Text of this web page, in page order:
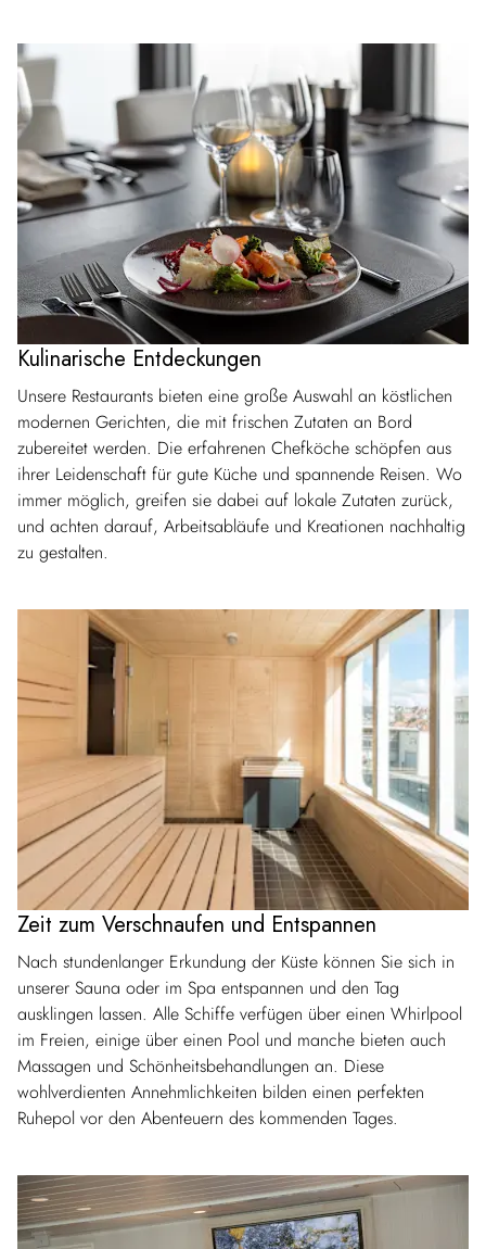
Kulinarische Entdeckungen
Unsere Restaurants bieten eine große Auswahl an köstlichen
modernen Gerichten, die mit frischen Zutaten an Bord
zubereitet werden. Die erfahrenen Chefköche schöpfen aus
ihrer Leidenschaft für gute Küche und spannende Reisen. Wo
immer möglich, greifen sie dabei auf lokale Zutaten zurück,
und achten darauf, Arbeitsabläufe und Kreationen nachhaltig
zu gestalten.
Zeit zum Verschnaufen und Entspannen
Nach stundenlanger Erkundung der Küste können Sie sich in
unserer Sauna oder im Spa entspannen und den Tag
ausklingen lassen. Alle Schiffe verfügen über einen Whirlpool
im Freien, einige über einen Pool und manche bieten auch
Massagen und Schönheitsbehandlungen an. Diese
wohlverdienten Annehmlichkeiten bilden einen perfekten
Ruhepol vor den Abenteuern des kommenden Tages.